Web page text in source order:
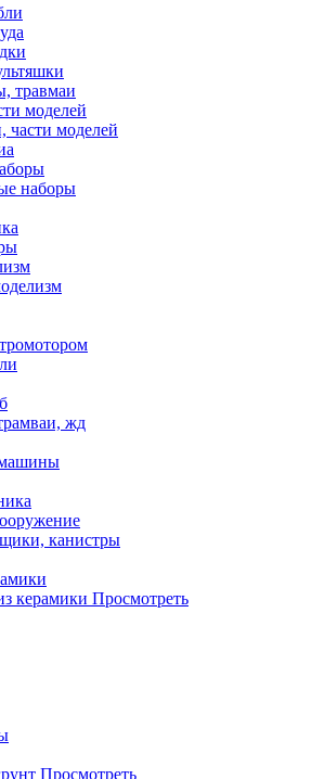
травмаи
моделей
части моделей
наборы
жд
канистры
керамики Просмотреть
Просмотреть